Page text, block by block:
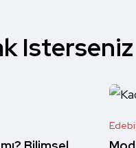
Isterseniz